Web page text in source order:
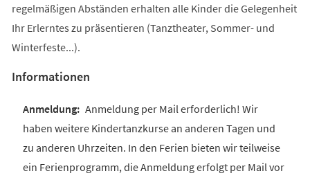
regelmäßigen Abständen erhalten alle Kinder die Gelegenheit
Ihr Erlerntes zu präsentieren (Tanztheater, Sommer- und
Winterfeste...).
Informationen
Anmeldung per Mail erforderlich! Wir
haben weitere Kindertanzkurse an anderen Tagen und
zu anderen Uhrzeiten. In den Ferien bieten wir teilweise
ein Ferienprogramm, die Anmeldung erfolgt per Mail vor